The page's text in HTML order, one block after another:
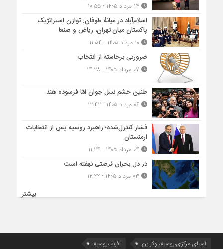
اسلام‌آباد در میانۀ طوفان: توازن استراتژیک
پاکستان میان تهران، ریاض و صنعا
۱۰ مرداد ۱۴۰۵ - ۱۱:۵۴
ضرورتی برخاسته از انتخاب
طنین خشم نسل جوان امّا فرسوده هند
۰۶ مرداد ۱۴۰۵ - ۱۲:۴۲
فشار کنترل‌شده؛ راهبرد روسیه پس از انتخابات
ارمنستان
در دل بحران فرصتی نهفته است
بیشتر
آسیای مرکزی،روسیه،اوکراین
آفریقا،روسیه